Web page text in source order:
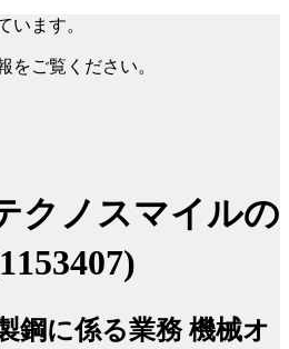
います。
をご覧ください。
クノスマイルの
鋼に係る業務 機械オ